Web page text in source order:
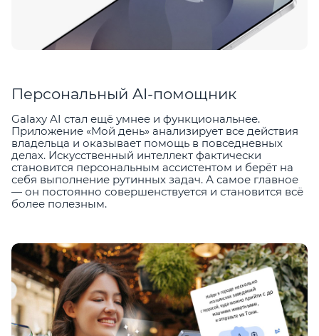
Персональный AI-помощник
Galaxy AI стал ещё умнее и функциональнее.
Приложение «Мой день» анализирует все действия
владельца и оказывает помощь в повседневных
делах. Искусственный интеллект фактически
становится персональным ассистентом и берёт на
себя выполнение рутинных задач. А самое главное
— он постоянно совершенствуется и становится всё
более полезным.